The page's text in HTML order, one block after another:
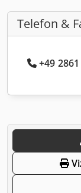
Telefon &
+49